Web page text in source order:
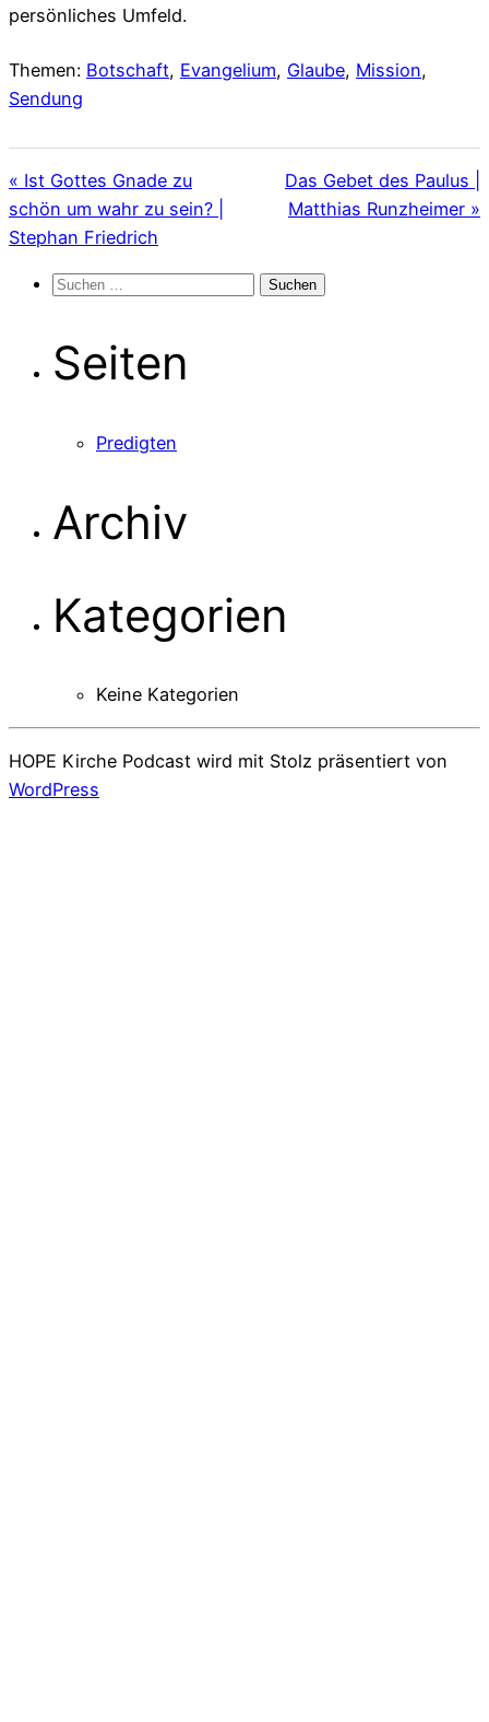
persönliches Umfeld.
Themen: Botschaft, Evangelium, Glaube, Mission,
Sendung
« Ist Gottes Gnade zu
schön um wahr zu sein? |
Stephan Friedrich
Das Gebet des Paulus |
Matthias Runzheimer »
Suchen
Seiten
Predigten
Archiv
Kategorien
Keine Kategorien
HOPE Kirche Podcast wird mit Stolz präsentiert von
WordPress